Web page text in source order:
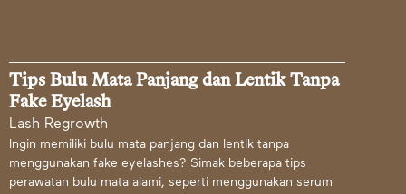
Tips Bulu Mata Panjang dan Lentik Tanpa
Fake Eyelash
Lash Regrowth
Ingin memiliki bulu mata panjang dan lentik tanpa
menggunakan fake eyelashes? Simak beberapa tips
perawatan bulu mata alami, seperti menggunakan serum